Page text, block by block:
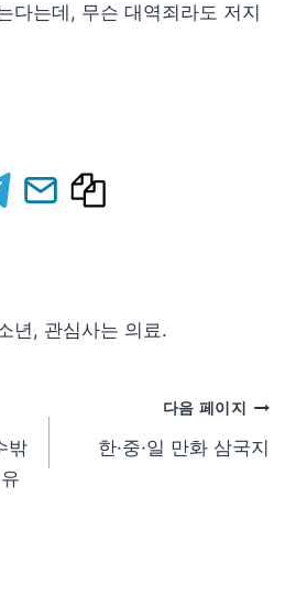
다는데, 무슨 대역죄라도 저지
년, 관심사는 의료.
밖
다음 페이지
한·중·일 만화 삼국지